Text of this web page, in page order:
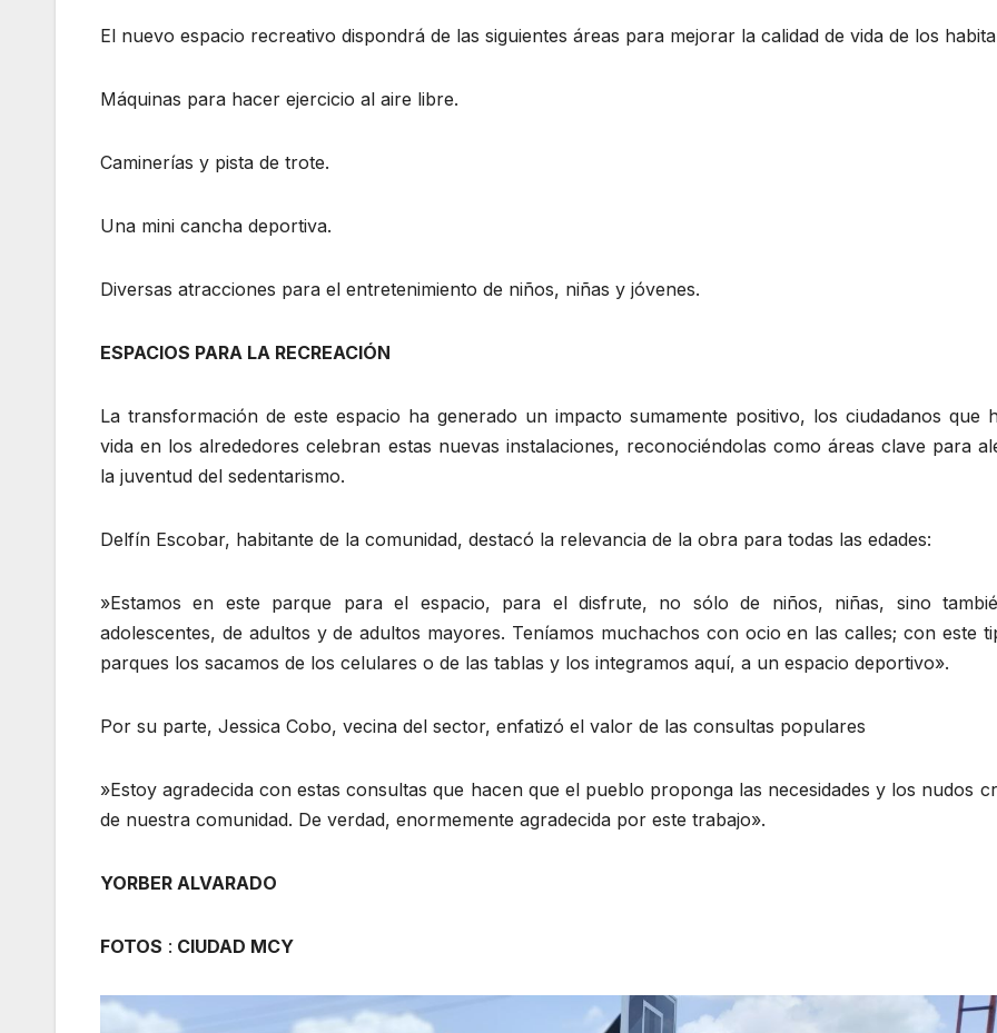
​El nuevo espacio recreativo dispondrá de las siguientes áreas para mejorar la calidad de vida de los
​Máquinas para hacer ejercicio al aire libre.
​Caminerías y pista de trote.
​Una mini cancha deportiva.
​Diversas atracciones para el entretenimiento de niños, niñas y jóvenes.
ESPACIOS PARA LA RECREACIÓN
La transformación de este espacio ha generado un impacto sumamente positivo, los ciudadanos que
vida en los alrededores celebran estas nuevas instalaciones, reconociéndolas como áreas clave para
la juventud del sedentarismo.
​Delfín Escobar, habitante de la comunidad, destacó la relevancia de la obra para todas las edades:
​»Estamos en este parque para el espacio, para el disfrute, no sólo de niños, niñas, sino
adolescentes, de adultos y de adultos mayores. Teníamos muchachos con ocio en las calles; con este
parques los sacamos de los celulares o de las tablas y los integramos aquí, a un espacio deportivo».
​Por su parte, Jessica Cobo, vecina del sector, enfatizó el valor de las consultas populares
​»Estoy agradecida con estas consultas que hacen que el pueblo proponga las necesidades y los nudos
de nuestra comunidad. De verdad, enormemente agradecida por este trabajo».
YORBER ALVARADO
FOTOS : CIUDAD MCY